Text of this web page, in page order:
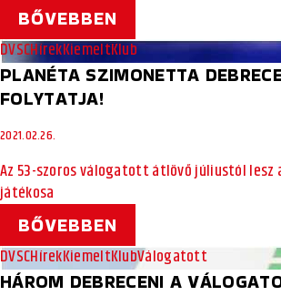
BŐVEBBEN
DVSCHírekKiemeltKlub
PLANÉTA SZIMONETTA
FOLYTATJA!
2021.02.26.
Az 53-szoros válogatott átlövő júliustól lesz a
játékosa
BŐVEBBEN
DVSCHírekKiemeltKlubVálogatott
HÁROM DEBRECENI A